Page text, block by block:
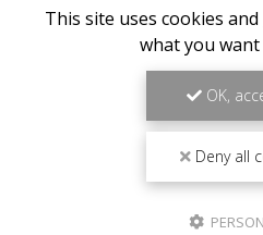
This site uses cookies
what you
OK,
Deny all